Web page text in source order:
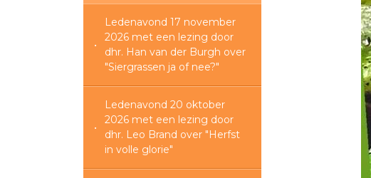
Ledenavond 17 november
2026 met een lezing door
dhr. Han van der Burgh over
"Siergrassen ja of nee?"
Ledenavond 20 oktober
2026 met een lezing door
dhr. Leo Brand over "Herfst
in volle glorie"